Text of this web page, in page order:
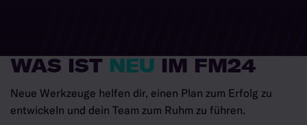
WAS IST NEU IM FM24
Neue Werkzeuge helfen dir, einen Plan zum Erfolg zu
entwickeln und dein Team zum Ruhm zu führen.